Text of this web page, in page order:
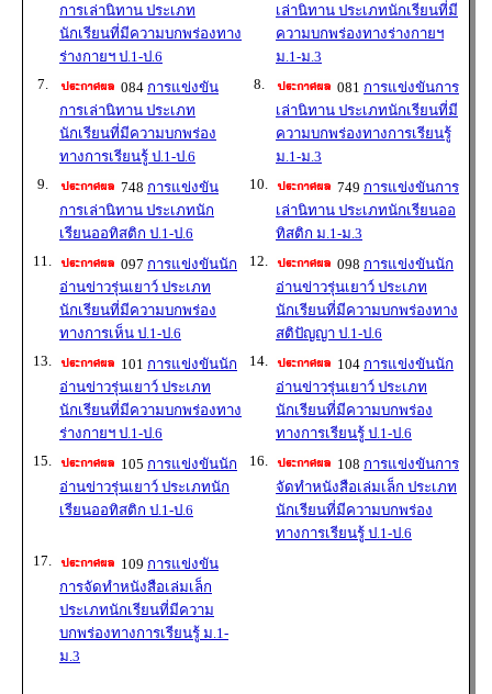
การเล่านิทาน ประเภท
นักเรียนที่มีความบกพร่องทาง
ร่างกายฯ ป.1-ป.6
เล่านิทาน ประเภทนักเรียนที่มี
ความบกพร่องทางร่างกายฯ
ม.1-ม.3
7.
084 การแข่งขัน
การเล่านิทาน ประเภท
นักเรียนที่มีความบกพร่อง
ทางการเรียนรู้ ป.1-ป.6
8. 081 การแข่งขันการ
เล่านิทาน ประเภทนักเรียนที่มี
ความบกพร่องทางการเรียนรู้
ม.1-ม.3
9.
748 การแข่งขัน
การเล่านิทาน ประเภทนัก
เรียนออทิสติก ป.1-ป.6
10. 749 การแข่งขันการ
เล่านิทาน ประเภทนักเรียนออ
ทิสติก ม.1-ม.3
11.
097 การแข่งขันนัก
อ่านข่าวรุ่นเยาว์ ประเภท
นักเรียนที่มีความบกพร่อง
ทางการเห็น ป.1-ป.6
12. 098 การแข่งขันนัก
อ่านข่าวรุ่นเยาว์ ประเภท
นักเรียนที่มีความบกพร่องทาง
สติปัญญา ป.1-ป.6
13.
101 การแข่งขันนัก
อ่านข่าวรุ่นเยาว์ ประเภท
นักเรียนที่มีความบกพร่องทาง
ร่างกายฯ ป.1-ป.6
14. 104 การแข่งขันนัก
อ่านข่าวรุ่นเยาว์ ประเภท
นักเรียนที่มีความบกพร่อง
ทางการเรียนรู้ ป.1-ป.6
15.
105 การแข่งขันนัก
อ่านข่าวรุ่นเยาว์ ประเภทนัก
เรียนออทิสติก ป.1-ป.6
16. 108 การแข่งขันการ
จัดทำหนังสือเล่มเล็ก ประเภท
นักเรียนที่มีความบกพร่อง
ทางการเรียนรู้ ป.1-ป.6
17.
109 การแข่งขัน
การจัดทำหนังสือเล่มเล็ก
ประเภทนักเรียนที่มีความ
บกพร่องทางการเรียนรู้ ม.1-
ม.3